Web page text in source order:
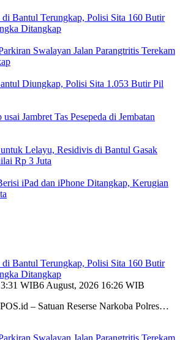
di Bantul Terungkap, Polisi Sita 160 Butir
Ditangkap
Swalayan Jalan Parangtritis Terekam
Diungkap, Polisi Sita 1.053 Butir Pil
Jambret Tas Pesepeda di Jembatan
Lelayu, Residivis di Bantul Gasak
Rp 3 Juta
iPad dan iPhone Ditangkap, Kerugian
di Bantul Terungkap, Polisi Sita 160 Butir
Ditangkap
WIB6 August, 2026 16:26 WIB
– Satuan Reserse Narkoba Polres…